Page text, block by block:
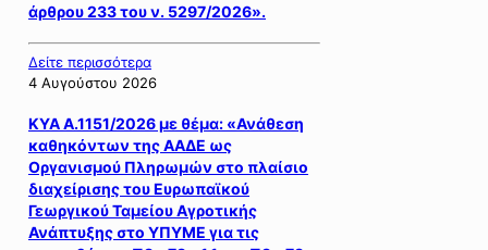
άρθρου 233 του ν. 5297/2026».
Δείτε περισσότερα
4 Αυγούστου 2026
ΚΥΑ Α.1151/2026 με θέμα: «Ανάθεση
καθηκόντων της ΑΑΔΕ ως
Οργανισμού Πληρωμών στο πλαίσιο
διαχείρισης του Ευρωπαϊκού
Γεωργικού Ταμείου Αγροτικής
Ανάπτυξης στο ΥΠΥΜΕ για τις